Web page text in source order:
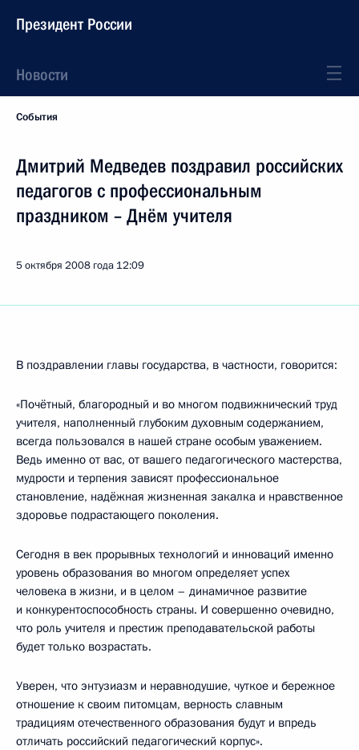
Президент России
Новости
События
Дмитрий Медведев поздравил российских
педагогов с профессиональным
праздником – Днём учителя
5 октября 2008 года 12:09
В поздравлении главы государства, в частности, говорится:
«Почётный, благородный и во многом подвижнический труд
учителя, наполненный глубоким духовным содержанием,
всегда пользовался в нашей стране особым уважением.
Ведь именно от вас, от вашего педагогического мастерства,
мудрости и терпения зависят профессиональное
становление, надёжная жизненная закалка и нравственное
здоровье подрастающего поколения.
Сегодня в век прорывных технологий и инноваций именно
уровень образования во многом определяет успех
человека в жизни, и в целом – динамичное развитие
и конкурентоспособность страны. И совершенно очевидно,
что роль учителя и престиж преподавательской работы
будет только возрастать.
Уверен, что энтузиазм и неравнодушие, чуткое и бережное
отношение к своим питомцам, верность славным
традициям отечественного образования будут и впредь
отличать российский педагогический корпус».